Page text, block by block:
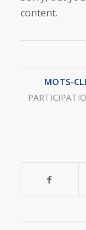
content.
MOTS-